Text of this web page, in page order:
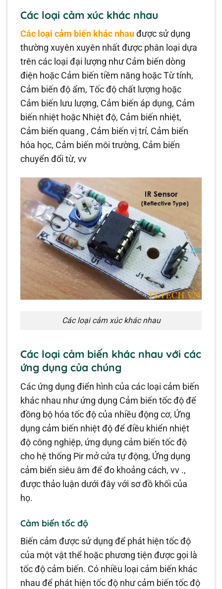
Các loại cảm xúc khác nhau
Các loại cảm biến khác nhau được sử dụng
thường xuyên xuyên nhất được phân loại dựa
trên các loại đại lượng như Cảm biến dòng
điện hoặc Cảm biến tiềm năng hoặc Từ tính,
Cảm biến độ ẩm, Tốc độ chất lượng hoặc
Cảm biến lưu lượng, Cảm biến áp dụng, Cảm
biến nhiệt hoặc Nhiệt độ, Cảm biến nhiệt,
Cảm biến quang , Cảm biến vị trí, Cảm biến
hóa học, Cảm biến môi trường, Cảm biến
chuyển đổi từ, vv
Các loại cảm xúc khác nhau
Các loại cảm biến khác nhau với các
ứng dụng của chúng
Các ứng dụng điển hình của các loại cảm biến
khác nhau như ứng dụng Cảm biến tốc độ để
đồng bộ hóa tốc độ của nhiều động cơ, Ứng
dụng cảm biến nhiệt độ để điều khiển nhiệt
độ công nghiệp, ứng dụng cảm biến tốc độ
cho hệ thống Pir mở cửa tự động, Ứng dụng
cảm biến siêu âm để đo khoảng cách, vv .,
được thảo luận dưới đây với sơ đồ khối của
họ.
Cảm biến tốc độ
Biến cảm được sử dụng để phát hiện tốc độ
của một vật thể hoặc phương tiện được gọi là
tốc độ cảm biến. Có nhiều loại cảm biến khác
nhau để phát hiện tốc độ như cảm biến tốc độ